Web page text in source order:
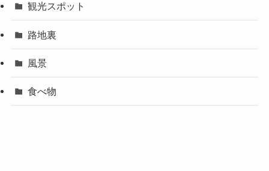
観光スポット
路地裏
風景
食べ物